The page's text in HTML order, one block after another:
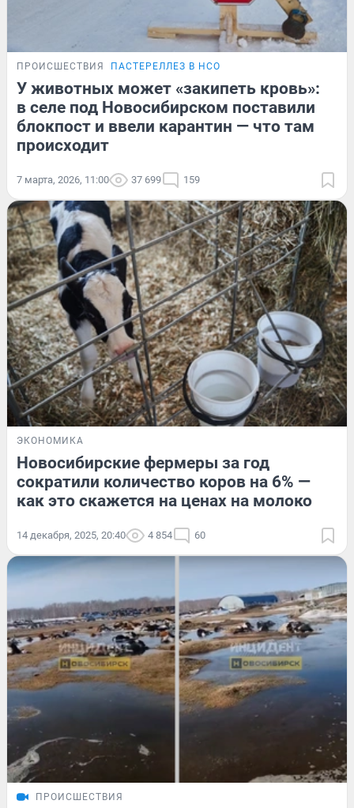
ПРОИСШЕСТВИЯ ПАСТЕРЕЛЛЕЗ В НСО
У животных может «закипеть кровь»:
в селе под Новосибирском поставили
блокпост и ввели карантин — что там
происходит
7 марта, 2026, 11:00 37 699 159
ЭКОНОМИКА
Новосибирские фермеры за год
сократили количество коров на 6% —
как это скажется на ценах на молоко
14 декабря, 2025, 20:40 4 854 60
ПРОИСШЕСТВИЯ